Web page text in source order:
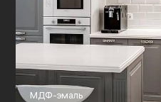
МДФ-эмаль